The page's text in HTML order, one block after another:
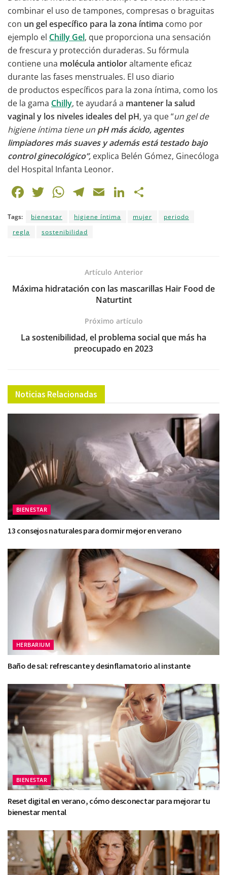
combinar el uso de tampones, compresas o braguitas
con un gel específico para la zona íntima como por
ejemplo el Chilly Gel, que proporciona una sensación
de frescura y protección duraderas. Su fórmula
contiene una molécula antioloraltamente eficaz
durante las fases menstruales. El uso diario
de productos específicos para la zona íntima, como los
de la gama Chilly, te ayudará a mantener la salud
vaginal y los niveles ideales del pH, ya que “un gel de
higiene íntima tiene un pH más ácido, agentes
limpiadores más suaves y además está testado bajo
control ginecológico”, explica Belén Gómez, Ginecóloga
del Hospital Infanta Leonor.
F
c
e
o
T
itt
er
W
at
s
p
T
e
gr
m
E
ai
Li
k
n
m
Tags: bienestar higiene íntima mujer
periodo
regla
sostenibilidad
Artículo Anterior
Máxima hidratación con las mascarillas Hair Food de
Naturtint
Próximo artículo
La sostenibilidad, el problema social que más ha
preocupado en 2023
Noticias Relacionadas
BIENESTAR
13 consejos naturales para dormir mejor en verano
HERBARIUM
Baño de sal: refrescante y desinflamatorio al instante
BIENESTAR
Reset digital en verano, cómo desconectar para mejorar tu
bienestar mental